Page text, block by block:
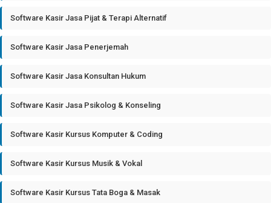
Software Kasir Jasa Pijat & Terapi Alternatif
Software Kasir Jasa Penerjemah
Software Kasir Jasa Konsultan Hukum
Software Kasir Jasa Psikolog & Konseling
Software Kasir Kursus Komputer & Coding
Software Kasir Kursus Musik & Vokal
Software Kasir Kursus Tata Boga & Masak